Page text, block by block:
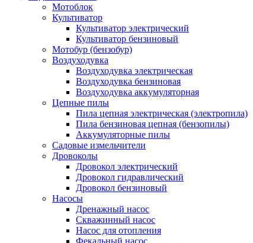
Мотоблок
Культиватор
Культиватор электрический
Культиватор бензиновый
Мотобур (бензобур)
Воздуходувка
Воздуходувка электрическая
Воздуходувка бензиновая
Воздуходувка аккумуляторная
Цепные пилы
Пила цепная электрическая (электропила)
Пила бензиновая цепная (бензопилы)
Аккумуляторные пилы
Садовые измельчители
Дровоколы
Дровокол электрический
Дровокол гидравлический
Дровокол бензиновый
Насосы
Дренажный насос
Скважинный насос
Насос для отопления
Фекальный насос